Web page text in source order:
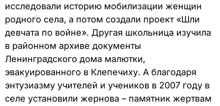
исследовали историю мобилизации женщин
родного села, а потом создали проект «Шли
девчата по войне». Другая школьница изучила
в районном архиве документы
Ленинградского дома малютки,
эвакуированного в Клепечиху. А благодаря
энтузиазму учителей и учеников в 2007 году в
селе установили жернова – памятник жертвам